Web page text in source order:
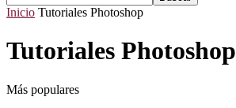
Inicio Tutoriales Photoshop
Tutoriales Photoshop
Más populares